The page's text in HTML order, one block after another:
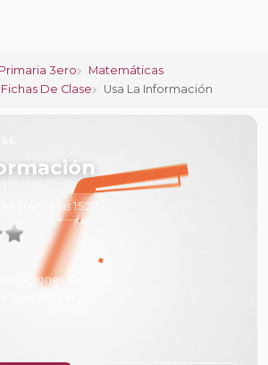
Primaria 3ero
Matemáticas
Fichas De Clase Usa La Información
2025 a las 15:27